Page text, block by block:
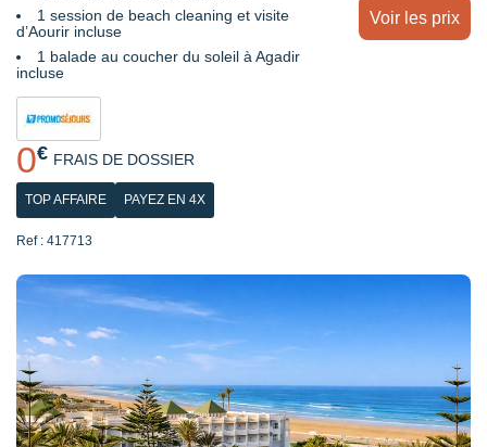
1 session de beach cleaning et visite
d’Aourir incluse
1 balade au coucher du soleil à Agadir
incluse
0€ FRAIS DE DOSSIER
TOP AFFAIRE PAYEZ EN 4X
Ref : 417713
Voir les prix